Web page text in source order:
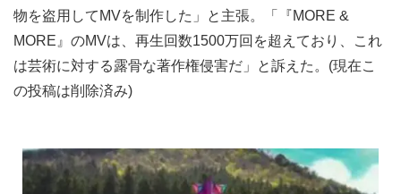
物を盗用してMVを制作した」と主張。「『MORE &
MORE』のMVは、再生回数1500万回を超えており、これ
は芸術に対する露骨な著作権侵害だ」と訴えた。(現在こ
の投稿は削除済み)